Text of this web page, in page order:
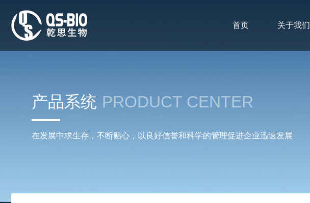
首页 关于我们
产品系统 PRODUCT CENTER
在发展中求生存，不断贴心，以良好信誉和科学的管理促进企业迅速发展